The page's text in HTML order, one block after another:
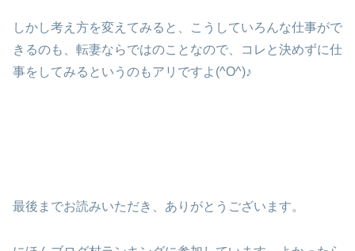
しかし考え方を変えてみると、こうしていろんな仕事がで
きるのも、転妻ならではのことなので、コレと決めずに仕
事をしてみるというのもアリですよ(^O^)♪
最後までお読みいただき、ありがとうございます。